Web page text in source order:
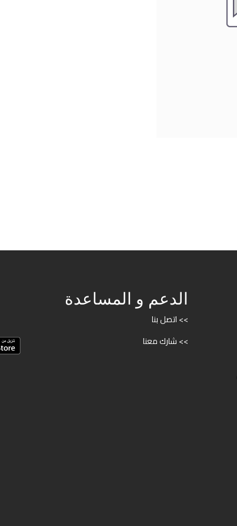
الدعم و المساعدة
>> اتصل بنا
>> شارك معنا